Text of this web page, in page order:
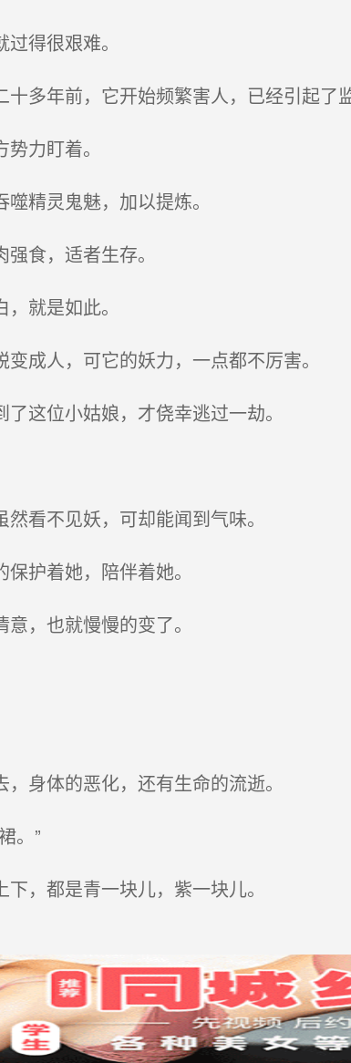
得很艰难。
多年前，它开始频繁害人，已经引起了
力盯着。
精灵鬼魅，加以提炼。
食，适者生存。
就是如此。
成人，可它的妖力，一点都不厉害。
这位小姑娘，才侥幸逃过一劫。
看不见妖，可却能闻到气味。
护着她，陪伴着她。
，也就慢慢的变了。
身体的恶化，还有生命的流逝。
。”
，都是青一块儿，紫一块儿。